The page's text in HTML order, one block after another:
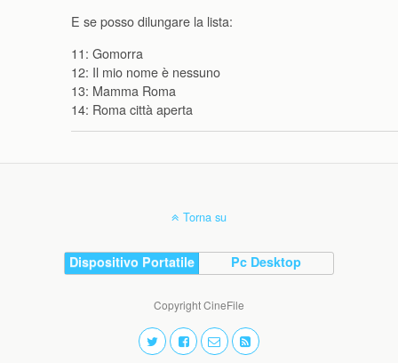
E se posso dilungare la lista:
11: Gomorra
12: Il mio nome è nessuno
13: Mamma Roma
14: Roma città aperta
Torna su
Dispositivo Portatile Pc Desktop
Copyright CineFile